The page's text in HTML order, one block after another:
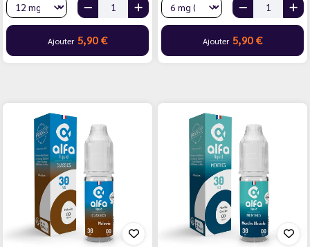
Ajouter 5,90 € Ajouter 5,90 €